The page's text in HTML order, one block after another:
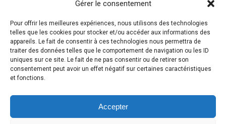
Gérer le consentement
Pour offrir les meilleures expériences, nous utilisons des technologies
telles que les cookies pour stocker et/ou accéder aux informations des
appareils. Le fait de consentir à ces technologies nous permettra de
traiter des données telles que le comportement de navigation ou les ID
uniques sur ce site. Le fait de ne pas consentir ou de retirer son
consentement peut avoir un effet négatif sur certaines caractéristiques
et fonctions.
Accepter